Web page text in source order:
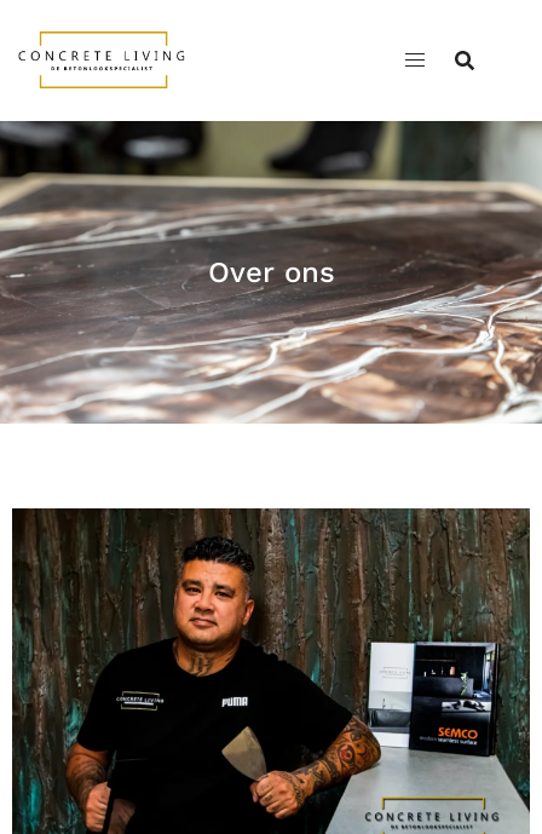
Over ons